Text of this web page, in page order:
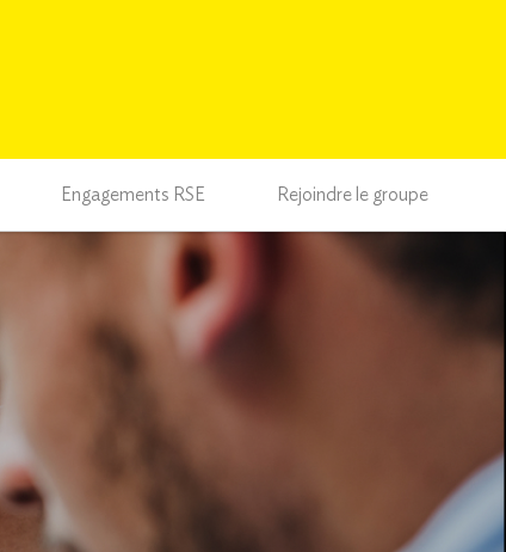
Engagements RSE Rejoindre le groupe